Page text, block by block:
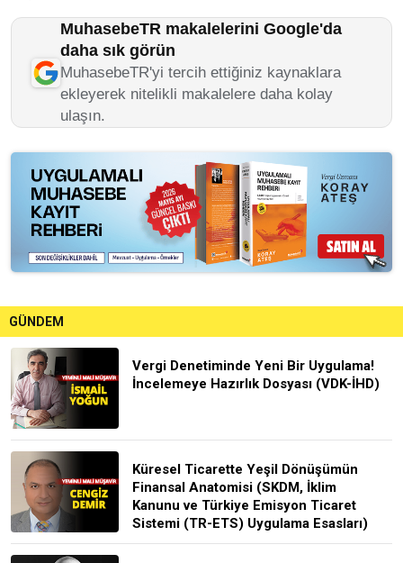
MuhasebeTR makalelerini Google'da
daha sık görün
MuhasebeTR'yi tercih ettiğiniz kaynaklara
ekleyerek nitelikli makalelere daha kolay
ulaşın.
GÜNDEM
Vergi Denetiminde Yeni Bir Uygulama!
İncelemeye Hazırlık Dosyası (VDK-İHD)
Küresel Ticarette Yeşil Dönüşümün
Finansal Anatomisi (SKDM, İklim
Kanunu ve Türkiye Emisyon Ticaret
Sistemi (TR-ETS) Uygulama Esasları)